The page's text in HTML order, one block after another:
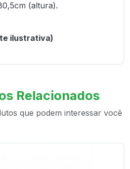
(altura).
ilustrativa)
Relacionados
que podem interessar você